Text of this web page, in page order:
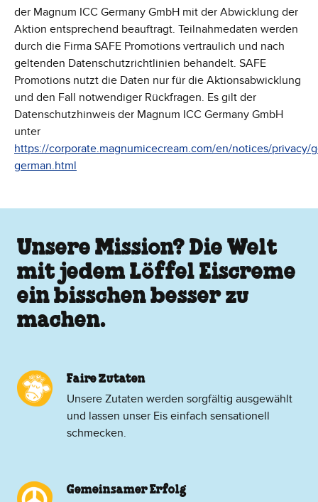
der Magnum ICC Germany GmbH mit der Abwicklung der
Aktion entsprechend beauftragt. Teilnahmedaten werden
durch die Firma SAFE Promotions vertraulich und nach
geltenden Datenschutzrichtlinien behandelt. SAFE
Promotions nutzt die Daten nur für die Aktionsabwicklung
und den Fall notwendiger Rückfragen. Es gilt der
Datenschutzhinweis der Magnum ICC Germany GmbH
unter
https://corporate.magnumicecream.com/en/notices/privacy/
german.html
Unsere Mission? Die Welt
mit jedem Löffel Eiscreme
ein bisschen besser zu
machen.
Faire Zutaten
Unsere Zutaten werden sorgfältig ausgewählt
und lassen unser Eis einfach sensationell
schmecken.
Gemeinsamer Erfolg